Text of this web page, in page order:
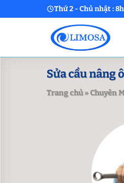
to
Thứ 2 - Chủ nhật :
Sửa cầu nâng
Trang chủ»Chuyên